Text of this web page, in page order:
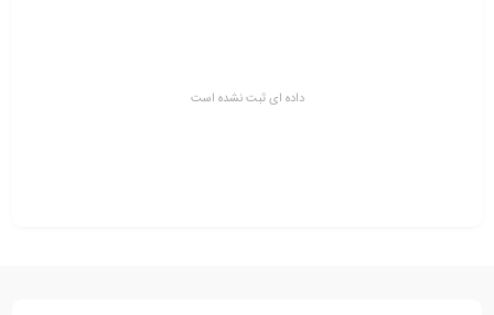
داده ای ثبت نشده است